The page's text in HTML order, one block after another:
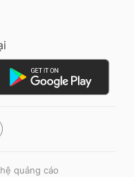
quảng cáo